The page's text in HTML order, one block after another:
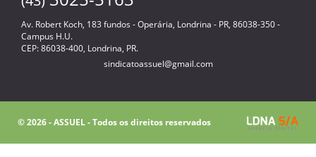
Av. Robert Koch, 183 fundos - Operária, Londrina - PR, 86038-350 -
Campus H.U.
CEP: 86038-400, Londrina, PR.
sindicatoassuel@gmail.com
© 2026 - ASSUEL - Todos os direitos reservados